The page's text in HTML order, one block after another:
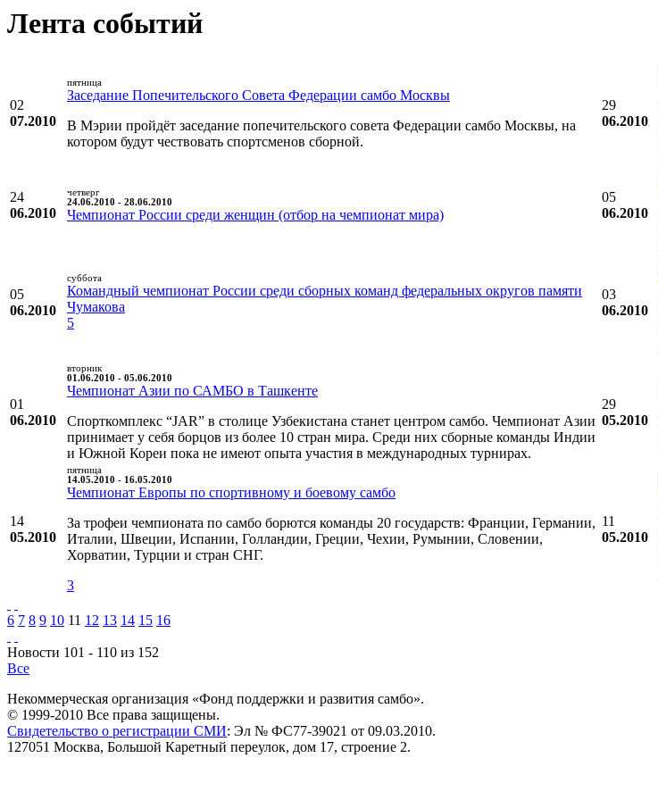
Лента событий
02
07.2010
пятница
Заседание Попечительского Совета Федерации самбо Москвы
В Мэрии пройдёт заседание попечительского совета Федерации самбо Москвы, на
котором будут чествовать спортсменов сборной.
29
06.2010
24
06.2010
четверг
24.06.2010 - 28.06.2010
Чемпионат России среди женщин (отбор на чемпионат мира)
05
06.2010
05
06.2010
суббота
Командный чемпионат России среди сборных команд федеральных округов памяти
Чумакова
5
03
06.2010
01
06.2010
вторник
01.06.2010 - 05.06.2010
Чемпионат Азии по САМБО в Ташкенте
Спорткомплекс “JAR” в столице Узбекистана станет центром самбо. Чемпионат Азии
принимает у себя борцов из более 10 стран мира. Среди них сборные команды Индии
и Южной Кореи пока не имеют опыта участия в международных турнирах.
29
05.2010
14
05.2010
пятница
14.05.2010 - 16.05.2010
Чемпионат Европы по спортивному и боевому самбо
За трофеи чемпионата по самбо борются команды 20 государств: Франции, Германии,
Италии, Швеции, Испании, Голландии, Греции, Чехии, Румынии, Словении,
Хорватии, Турции и стран СНГ.
3
11
05.2010
6 7 8 9 10 11 12 13 14 15 16
Новости 101 - 110 из 152
Все
Некоммерческая организация «Фонд поддержки и развития самбо».
© 1999-2010 Все права защищены.
Свидетельство о регистрации СМИ: Эл № ФС77-39021 от 09.03.2010.
127051 Москва, Большой Каретный переулок, дом 17, строение 2.